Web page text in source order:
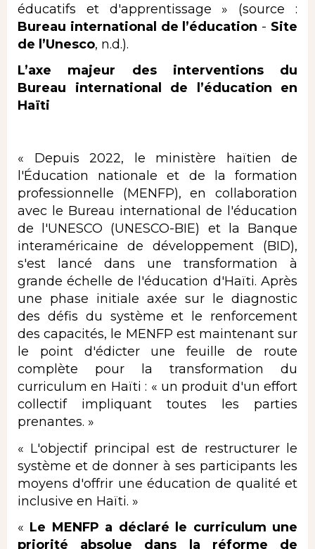
éducatifs et d'apprentissage » (source :
Bureau international de l’éducation - Site
de l’Unesco, n.d.).
L’axe majeur des interventions du
Bureau international de l’éducation en
Haïti
« Depuis 2022, le ministère haïtien de
l'Éducation nationale et de la formation
professionnelle (MENFP), en collaboration
avec le Bureau international de l'éducation
de l'UNESCO (UNESCO-BIE) et la Banque
interaméricaine de développement (BID),
s'est lancé dans une transformation à
grande échelle de l'éducation d'Haïti. Après
une phase initiale axée sur le diagnostic
des défis du système et le renforcement
des capacités, le MENFP est maintenant sur
le point d'édicter une feuille de route
complète pour la transformation du
curriculum en Haïti : « un produit d'un effort
collectif impliquant toutes les parties
prenantes. »
« L'objectif principal est de restructurer le
système et de donner à ses participants les
moyens d'offrir une éducation de qualité et
inclusive en Haïti. »
« Le MENFP a déclaré le curriculum une
priorité absolue dans la réforme de